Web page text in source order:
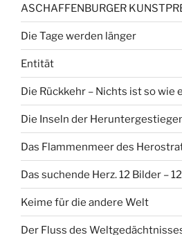
ASCHAFFENBURGER
Die Tage werden länger
Entität
Die Rückkehr – Nichts ist so wie
Die Inseln der
Das Flammenmeer des
Das suchende Herz. 12 Bilder –
Keime für die andere Welt
Der Fluss des